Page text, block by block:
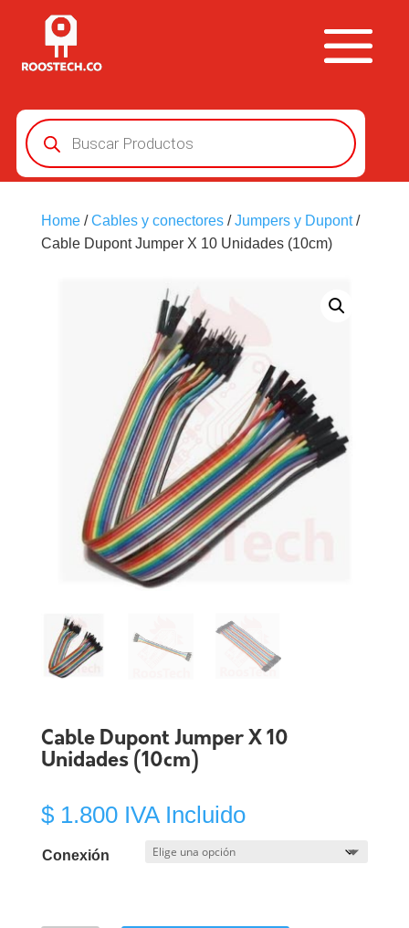
Búsqueda
de
productos
Home/Cables y conectores/Jumpers y Dupont/
Cable Dupont Jumper X 10 Unidades (10cm)
Cable Dupont Jumper X 10
Unidades (10cm)
$1.800 IVA Incluido
Conexión